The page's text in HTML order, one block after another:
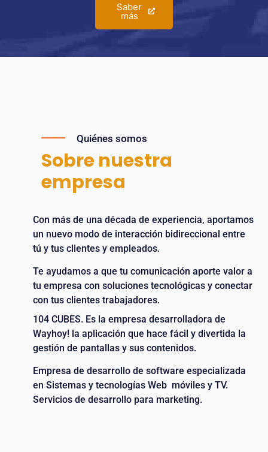
Saber
más
Quiénes somos
Sobre nuestra
empresa
Con más de una década de experiencia, aportamos
un nuevo modo de interacción bidireccional entre
tú y tus clientes y empleados.
Te ayudamos a que tu comunicación aporte valor a
tu empresa con soluciones tecnológicas y conectar
con tus clientes trabajadores.
104 CUBES. Es la empresa desarrolladora de
Wayhoy! la aplicación que hace fácil y divertida la
gestión de pantallas y sus contenidos.
Empresa de desarrollo de software especializada
en Sistemas y tecnologías Web móviles y TV.
Servicios de desarrollo para marketing.